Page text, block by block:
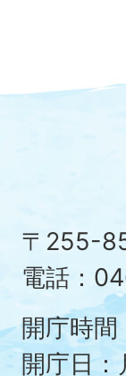
〒255-
電話：
開庁時
開庁日